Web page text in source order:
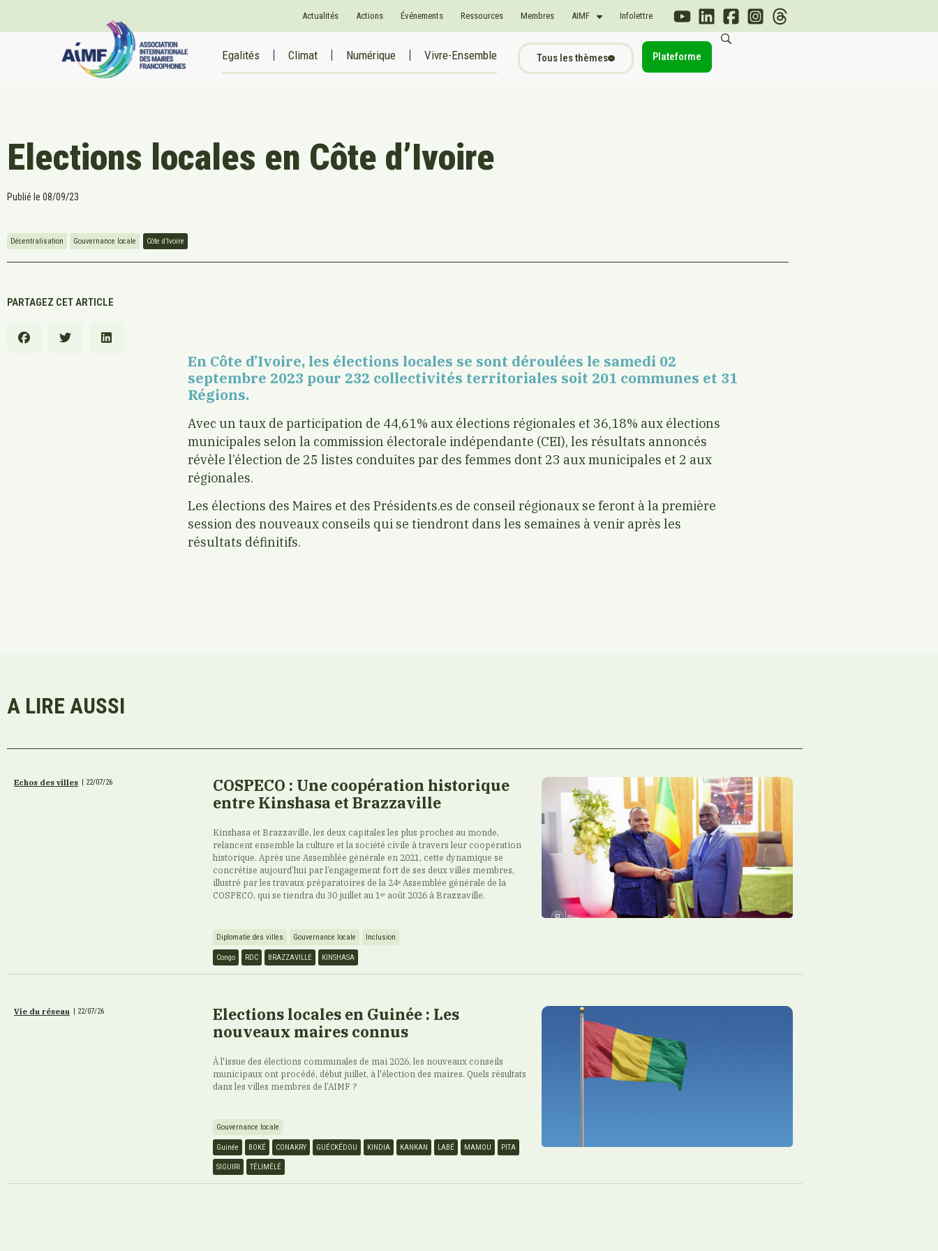
Actualités Actions Événements Ressources Membres AIMF Infolettre
Egalités Climat Numérique Vivre-Ensemble Tous les thèmes Plateforme
Elections locales en Côte d’Ivoire
Publié le 08/09/23
Décentralisation Gouvernance locale Côte d’Ivoire
PARTAGEZ CET ARTICLE
En Côte d’Ivoire, les élections locales se sont déroulées le samedi 02
septembre 2023 pour 232 collectivités territoriales soit 201 communes et 31
Régions.
Avec un taux de participation de 44,61% aux élections régionales et 36,18% aux élections
municipales selon la commission électorale indépendante (CEI), les résultats annoncés
révèle l’élection de 25 listes conduites par des femmes dont 23 aux municipales et 2 aux
régionales.
Les élections des Maires et des Présidents.es de conseil régionaux se feront à la première
session des nouveaux conseils qui se tiendront dans les semaines à venir après les
résultats définitifs.
A LIRE AUSSI
Echos des villes | 22/07/26
COSPECO : Une coopération historique
entre Kinshasa et Brazzaville
Kinshasa et Brazzaville, les deux capitales les plus proches au monde,
relancent ensemble la culture et la société civile à travers leur coopération
historique. Après une Assemblée générale en 2021, cette dynamique se
concrétise aujourd’hui par l’engagement fort de ses deux villes membres,
illustré par les travaux préparatoires de la 24ᵉ Assemblée générale de la
COSPECO, qui se tiendra du 30 juillet au 1ᵉʳ août 2026 à Brazzaville.
Diplomatie des villes Gouvernance locale Inclusion
Congo RDC BRAZZAVILLE KINSHASA
Vie du réseau | 22/07/26
Elections locales en Guinée : Les
nouveaux maires connus
À l'issue des élections communales de mai 2026, les nouveaux conseils
municipaux ont procédé, début juillet, à l'élection des maires. Quels résultats
dans les villes membres de l’AIMF ?
Gouvernance locale
Guinée BOKÉ CONAKRY GUÉCKÉDOU KINDIA KANKAN LABÉ MAMOU PITA
SIGUIRI TÉLIMÉLÉ